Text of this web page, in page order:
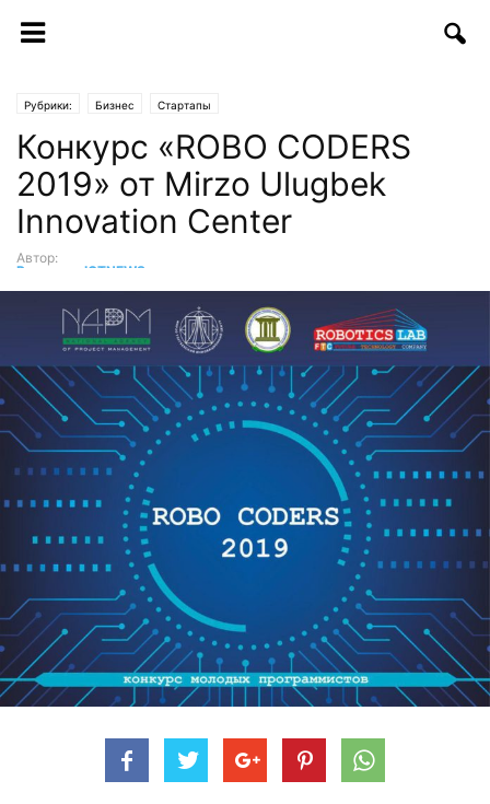
Рубрики: Бизнес Стартапы
Конкурс «ROBO CODERS
2019» от Mirzo Ulugbek
Innovation Center
Автор:
Редакция ICTNEWS